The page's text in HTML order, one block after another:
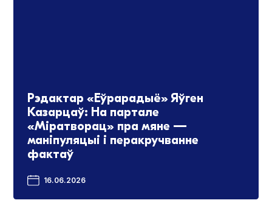
Рэдактар «Еўрарадыё» Яўген
Казарцаў: На партале
«Міратворац» пра мяне —
маніпуляцыі і перакручванне
фактаў
16.06.2026